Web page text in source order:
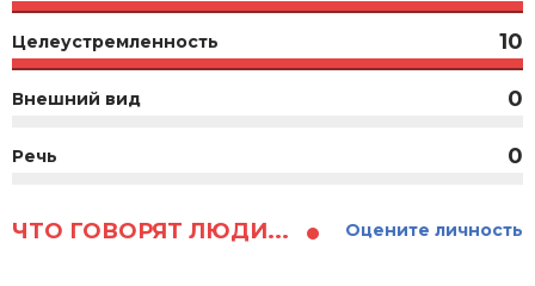
Целеустремленность 10
Внешний вид 0
Речь 0
ЧТО ГОВОРЯТ ЛЮДИ... Оцените личность